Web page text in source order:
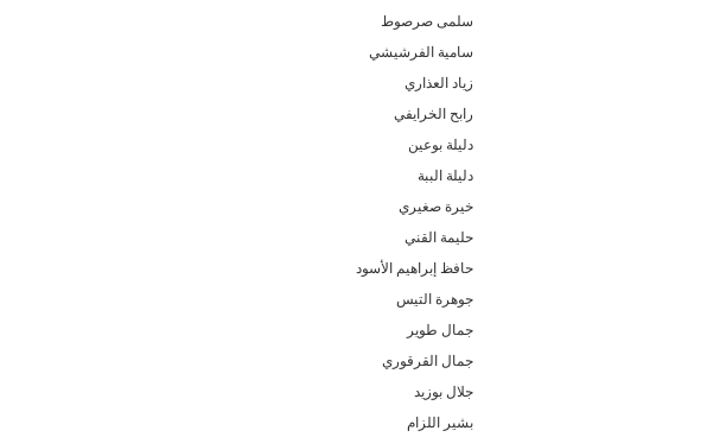
سلمى صرصوط
سامية الفرشيشي
زياد العذاري
رابح الخرايفي
دليلة بوعين
دليلة الببة
خيرة صغيري
حليمة القني
حافظ إبراهيم الأسود
جوهرة التيس
جمال طوير
جمال القرقوري
جلال بوزيد
بشير اللزام